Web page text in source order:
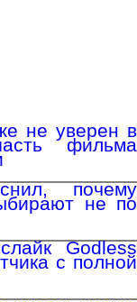
не уверен в
фильма
почему
не по
Godless
с полной